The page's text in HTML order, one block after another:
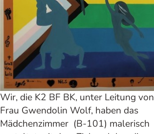
Wir, die K2 BF BK, unter Leitung von
Frau Gwendolin Wolf, haben das
Mädchenzimmer (B-101) malerisch